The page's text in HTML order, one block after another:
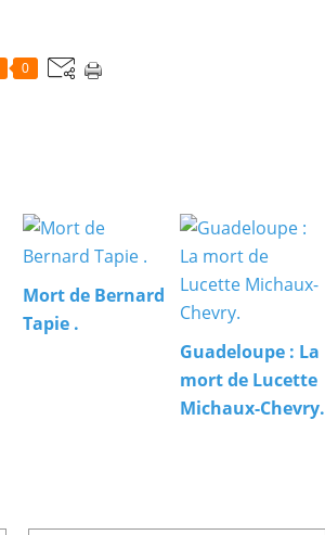
0
Mort de Bernard
Tapie .
Guadeloupe : La
mort de Lucette
Michaux-Chevry.